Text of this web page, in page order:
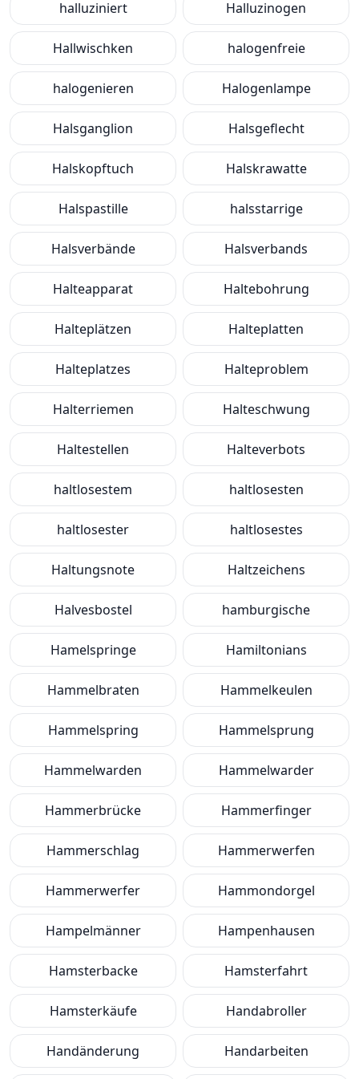
halluziniert Halluzinogen
Hallwischken halogenfreie
halogenieren Halogenlampe
Halsganglion Halsgeflecht
Halskopftuch Halskrawatte
Halspastille halsstarrige
Halsverbände Halsverbands
Halteapparat Haltebohrung
Halteplätzen Halteplatten
Halteplatzes Halteproblem
Halterriemen Halteschwung
Haltestellen Halteverbots
haltlosestem haltlosesten
haltlosester haltlosestes
Haltungsnote Haltzeichens
Halvesbostel hamburgische
Hamelspringe Hamiltonians
Hammelbraten Hammelkeulen
Hammelspring Hammelsprung
Hammelwarden Hammelwarder
Hammerbrücke Hammerfinger
Hammerschlag Hammerwerfen
Hammerwerfer Hammondorgel
Hampelmänner Hampenhausen
Hamsterbacke Hamsterfahrt
Hamsterkäufe Handabroller
Handänderung Handarbeiten